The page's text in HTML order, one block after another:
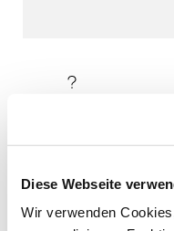
Diese Webseite
Wir verwenden